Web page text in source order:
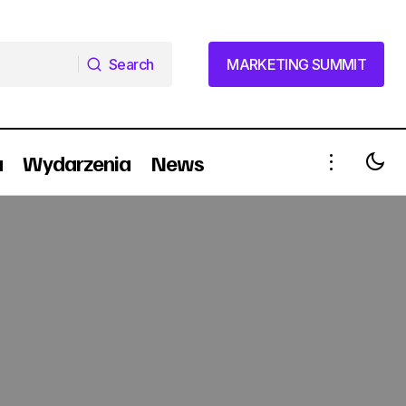
Search
MARKETING SUMMIT
MARKETING SUMMIT
Wydarzenia News